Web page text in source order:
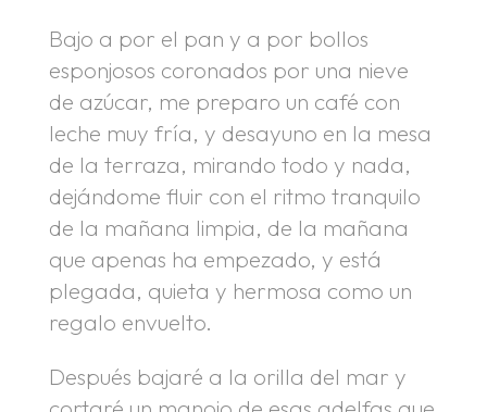
Bajo a por el pan y a por bollos
esponjosos coronados por una nieve
de azúcar, me preparo un café con
leche muy fría, y desayuno en la mesa
de la terraza, mirando todo y nada,
dejándome fluir con el ritmo tranquilo
de la mañana limpia, de la mañana
que apenas ha empezado, y está
plegada, quieta y hermosa como un
regalo envuelto.
Después bajaré a la orilla del mar y